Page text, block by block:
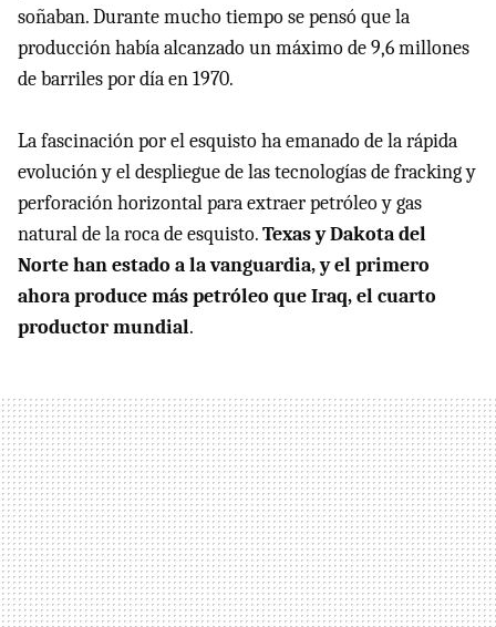
soñaban. Durante mucho tiempo se pensó que la
producción había alcanzado un máximo de 9,6 millones
de barriles por día en 1970.
La fascinación por el esquisto ha emanado de la rápida
evolución y el despliegue de las tecnologías de fracking y
perforación horizontal para extraer petróleo y gas
natural de la roca de esquisto.Texas y Dakota del
Norte han estado a la vanguardia, y el primero
ahora produce más petróleo que Iraq, el cuarto
productor mundial.